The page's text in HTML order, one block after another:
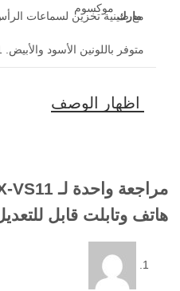
مع صينية تخزين لسماعات
متوفر باللونين الأسود والأبيض. Vs09/vs11
مارك
موكسوم
مراجعة واحدة لـ
هاتف وتابلت قابل للتعديل 360